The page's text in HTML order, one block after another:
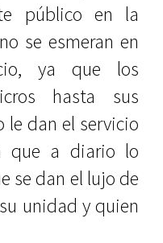
público en la
se esmeran en
ya que los
hasta sus
le dan el servicio
que a diario lo
se dan el lujo de
unidad y quien